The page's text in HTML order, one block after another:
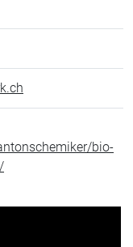
bio-